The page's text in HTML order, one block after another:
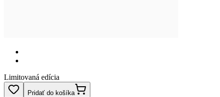
Limitovaná edícia
Pridať do košíka